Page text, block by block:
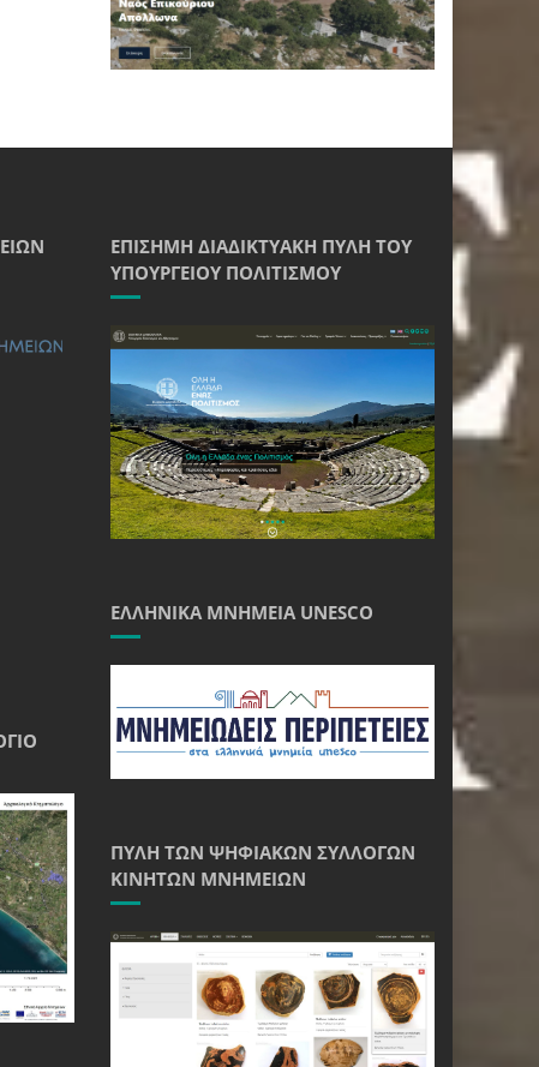
ΕΠΊΣΗΜΗ ΔΙΑΔΙΚΤΥΑΚΉ ΠΎΛΗ ΤΟΥ
ΥΠΟΥΡΓΕΊΟΥ ΠΟΛΙΤΙΣΜΟΎ
ΕΛΛΗΝΙΚΆ ΜΝΗΜΕΊΑ UNESCO
ΠΎΛΗ ΤΩΝ ΨΗΦΙΑΚΏΝ ΣΥΛΛΟΓΏΝ
ΚΙΝΗΤΏΝ ΜΝΗΜΕΊΩΝ